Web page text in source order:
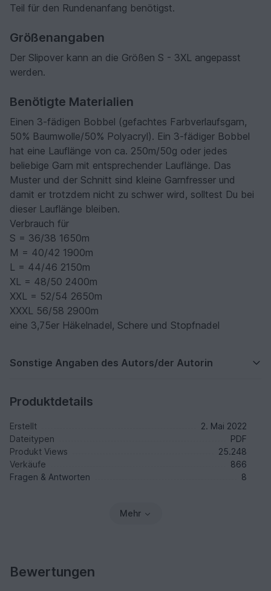
Teil für den Rundenanfang benötigst.
Größenangaben
Der Slipover kann an die Größen S - 3XL angepasst
werden.
Benötigte Materialien
Einen 3-fädigen Bobbel (gefachtes Farbverlaufsgarn,
50% Baumwolle/50% Polyacryl). Ein 3-fädiger Bobbel
hat eine Lauflänge von ca. 250m/50g oder jedes
beliebige Garn mit entsprechender Lauflänge. Das
Muster und der Schnitt sind kleine Garnfresser und
damit er trotzdem nicht zu schwer wird, solltest Du bei
dieser Lauflänge bleiben.
Verbrauch für
S = 36/38 1650m
M = 40/42 1900m
L = 44/46 2150m
XL = 48/50 2400m
XXL = 52/54 2650m
XXXL 56/58 2900m
eine 3,75er Häkelnadel, Schere und Stopfnadel
Sonstige Angaben des Autors/der Autorin
Produktdetails
Erstellt
2. Mai 2022
Dateitypen
PDF
Produkt Views
25.248
Verkäufe
866
Fragen & Antworten
8
Mehr
Bewertungen